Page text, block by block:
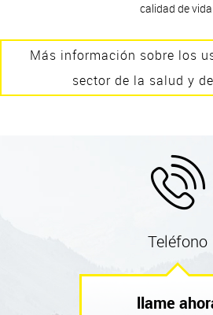
calidad de vida
Más información sobre los
sector de la salud y
Teléfono
llame